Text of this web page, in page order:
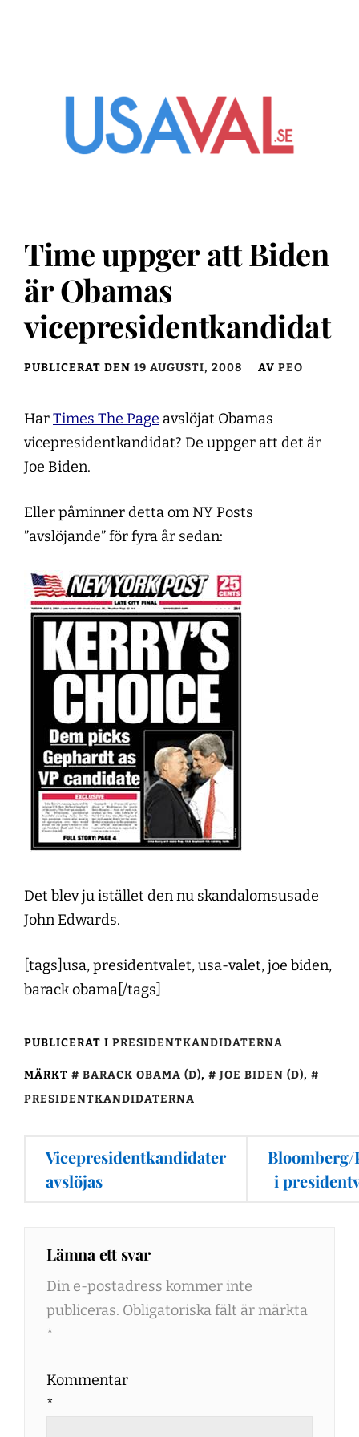
Time uppger att Biden
är Obamas
vicepresidentkandidat
PUBLICERAT DEN 19 AUGUSTI, 2008 AV PEO
HarTimes The Page avslöjat Obamas
vicepresidentkandidat? De uppger att det är
Joe Biden.
Eller påminner detta om NY Posts
”avslöjande” för fyra år sedan:
Det blev ju istället den nu skandalomsusade
John Edwards.
[tags]usa, presidentvalet, usa-valet, joe biden,
barack obama[/tags]
PUBLICERAT I PRESIDENTKANDIDATERNA
MÄRKT BARACK OBAMA (D), JOE BIDEN (D),
PRESIDENTKANDIDATERNA
Inläggsnavigering
Vicepresidentkandidater
avslöjas
Bloomberg/
i
Lämna ett svar
Din e-postadress kommer inte
publiceras. Obligatoriska fält är märkta
*
Kommentar
*